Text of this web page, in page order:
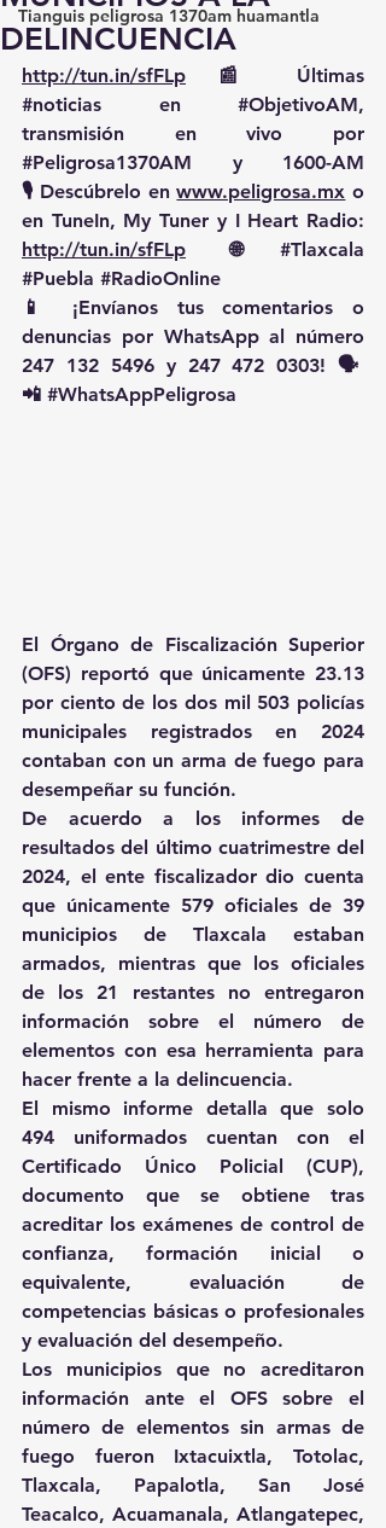
Tianguis peligrosa 1370am huamantla
DELINCUENCIA
http://tun.in/sfFLp
#noticias en #ObjetivoAM,
#Peligrosa1370AM y 1600-AM
🎙️ Descúbrelo en www.peligrosa.mx o
http://tun.in/sfFLp 🌐 #Tlaxcala
#Puebla #RadioOnline
📱 ¡Envíanos tus comentarios o
denuncias por WhatsApp al número
247 132 5496 y 247 472 0303! 🗣️
📲 #WhatsAppPeligrosa
El Órgano de Fiscalización Superior
(OFS) reportó que únicamente 23.13
por ciento de los dos mil 503 policías
municipales registrados en 2024
contaban con un arma de fuego para
desempeñar su función.
De acuerdo a los informes de
resultados del último cuatrimestre del
2024, el ente fiscalizador dio cuenta
que únicamente 579 oficiales de 39
municipios de Tlaxcala estaban
armados, mientras que los oficiales
de los 21 restantes no entregaron
información sobre el número de
elementos con esa herramienta para
hacer frente a la delincuencia.
El mismo informe detalla que solo
494 uniformados cuentan con el
Certificado Único Policial (CUP),
documento que se obtiene tras
acreditar los exámenes de control de
confianza, formación inicial o
equivalente, evaluación de
competencias básicas o profesionales
y evaluación del desempeño.
Los municipios que no acreditaron
información ante el OFS sobre el
número de elementos sin armas de
fuego fueron Ixtacuixtla, Totolac,
Tlaxcala, Papalotla, San José
Teacalco, Acuamanala, Atlangatepec,